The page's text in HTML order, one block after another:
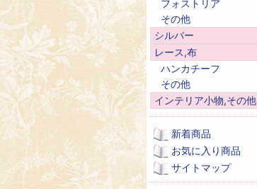
フォストリア
その他
シルバー
レース,布
ハンカチーフ
その他
インテリア小物,その他
新着商品
お気に入り商品
サイトマップ